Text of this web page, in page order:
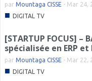
par Mountaga CISSE - Mar 24,
■ DIGITAL TV
[STARTUP FOCUS] –
spécialisée en ERP
par Mountaga CISSE - Mar 22,
■ DIGITAL TV